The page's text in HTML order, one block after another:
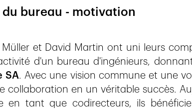
du bureau - motivation
Müller et David Martin ont uni leurs
d'un bureau d'ingénieurs,
SA. Avec une vision commune et une
collaboration en un véritable succès.
en tant que codirecteurs, ils